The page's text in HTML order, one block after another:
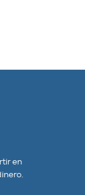
en